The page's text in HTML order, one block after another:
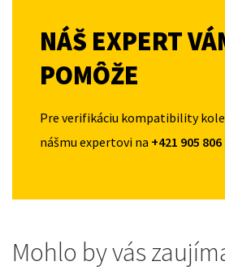
NÁŠ EXPERT
POMÔŽE
Pre verifikáciu kompatibility
nášmu expertovi na +421 905 806
Mohlo by vás